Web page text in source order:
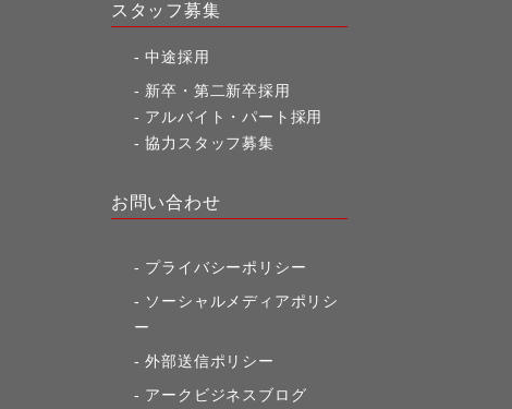
スタッフ募集
中途採用
新卒・第二新卒採用
アルバイト・パート採用
協力スタッフ募集
お問い合わせ
プライバシーポリシー
ソーシャルメディアポリシ
ー
外部送信ポリシー
アークビジネスブログ